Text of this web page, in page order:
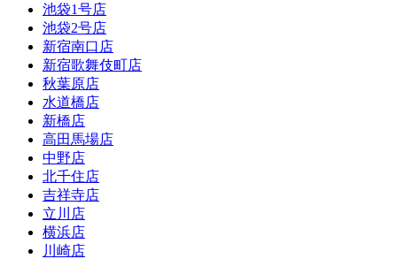
池袋1号店
池袋2号店
新宿南口店
新宿歌舞伎町店
秋葉原店
水道橋店
新橋店
高田馬場店
中野店
北千住店
吉祥寺店
立川店
横浜店
川崎店